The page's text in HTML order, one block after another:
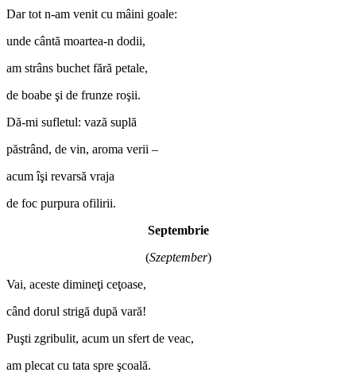
Dar tot n-am venit cu mâini goale:
unde cântă moartea-n dodii,
am strâns buchet fără petale,
de boabe şi de frunze roşii.
Dă-mi sufletul: vază suplă
păstrând, de vin, aroma verii –
acum îşi revarsă vraja
de foc purpura ofilirii.
Septembrie
(Szeptember)
Vai, aceste dimineţi ceţoase,
când dorul strigă după vară!
Puşti zgribulit, acum un sfert de veac,
am plecat cu tata spre şcoală.